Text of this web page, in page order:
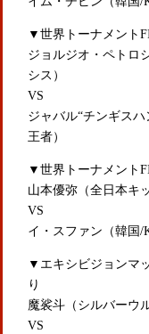
▼世界トーナメント
ジョルジオ・ペトロ
シス）
VS
ジャバル“チンギス
王者）
▼世界トーナメント
山本優弥（全日本キ
VS
イ・スファン（韓国
▼エキシビジョン
り
魔裟斗（シルバーウ
VS